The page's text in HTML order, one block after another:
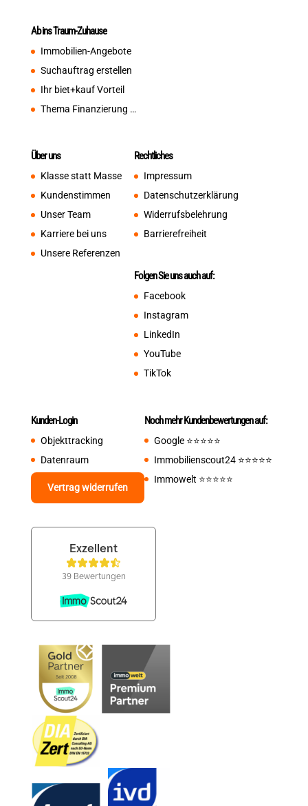
Ab ins Traum-Zuhause
Immobilien-Angebote
Suchauftrag erstellen
Ihr biet+kauf Vorteil
Thema Finanzierung …
Über uns
Klasse statt Masse
Kundenstimmen
Unser Team
Karriere bei uns
Unsere Referenzen
Rechtliches
Impressum
Datenschutzerklärung
Widerrufsbelehrung
Barrierefreiheit
Folgen Sie uns auch auf:
Facebook
Instagram
LinkedIn
YouTube
TikTok
Kunden-Login
Objekttracking
Datenraum
Vertrag widerrufen
Noch mehr Kundenbewertungen auf:
Google ⭐️⭐️⭐️⭐️⭐️
Immobilienscout24 ⭐️⭐️⭐️⭐️⭐️
Immowelt ⭐️⭐️⭐️⭐️⭐️